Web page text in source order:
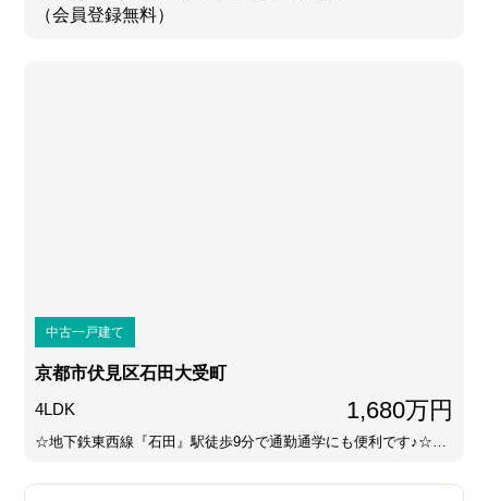
（会員登録無料）
中古一戸建て
京都市伏見区石田大受町
4LDK
1,680万円
☆地下鉄東西線『石田』駅徒歩9分で通勤通学にも便利です♪☆…